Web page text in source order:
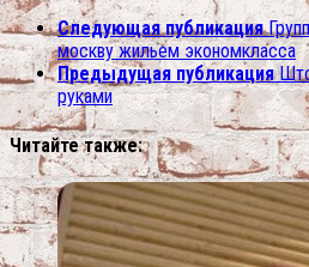
Следующая публикация
москву жильем экономкласса
Предыдущая публикация
руками
Читайте также: